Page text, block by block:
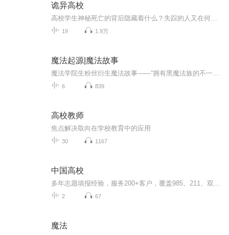
诡异高校
19 1.9万
魔法起源|魔法故事
6 839
高校教师
焦点解决取向在学校教育中的应用
30 1167
中国高校
2 67
魔法